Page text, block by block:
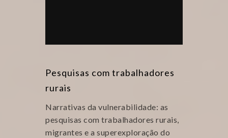
Pesquisas com trabalhadores
rurais
Narrativas da vulnerabilidade: as
pesquisas com trabalhadores rurais,
migrantes e a superexploração do